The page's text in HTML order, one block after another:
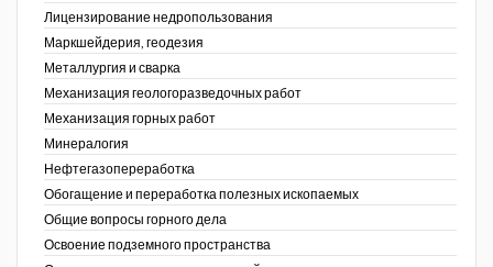
Лицензирование недропользования
Маркшейдерия, геодезия
Металлургия и сварка
Механизация геологоразведочных работ
Механизация горных работ
Минералогия
Нефтегазопереработка
Обогащение и переработка полезных ископаемых
Общие вопросы горного дела
Освоение подземного пространства